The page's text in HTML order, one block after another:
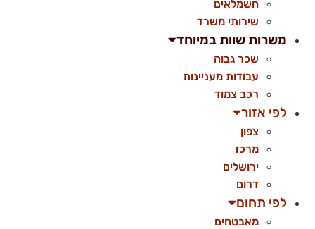
חשמלאים
שירותי משרד
משרות שוות במיוחד
שכר גבוה
עבודות מעניינות
רכב צמוד
לפי אזור
צפון
מרכז
ירושלים
דרום
לפי תחום
מאבטחים